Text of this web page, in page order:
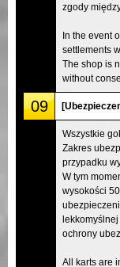
zgody
In the event
settlements
The shop is
without
09
Wszystkie
Zakres
przypadku
W tym
wysokości
ochrony
All karts are